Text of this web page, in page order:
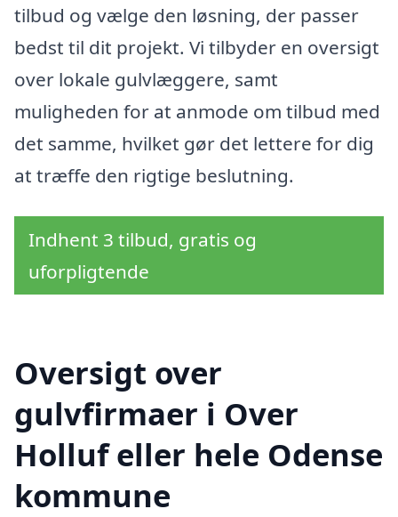
tilbud og vælge den løsning, der passer
bedst til dit projekt. Vi tilbyder en oversigt
over lokale gulvlæggere, samt
muligheden for at anmode om tilbud med
det samme, hvilket gør det lettere for dig
at træffe den rigtige beslutning.
Indhent 3 tilbud, gratis og
uforpligtende
Oversigt over
gulvfirmaer i Over
Holluf eller hele Odense
kommune